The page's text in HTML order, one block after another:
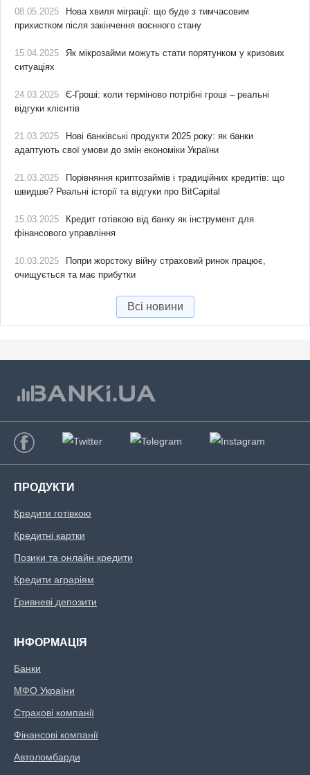
08.05.2025
Нова хвиля міграції: що буде з тимчасовим
прихистком після закінчення воєнного стану
15.04.2025
Як мікрозайми можуть стати порятунком у кризових
ситуаціях
24.03.2025
Є-Гроші: коли терміново потрібні гроші – реальні
відгуки клієнтів
21.03.2025
Нові банківські продукти 2025 року: як банки
адаптують свої умови до змін економіки України
21.03.2025
Порівняння криптозаймів і традиційних кредитів: що
швидше? Реальні історії та відгуки про BitCapital
15.03.2025
Кредит готівкою від банку як інструмент для
фінансового управління
10.03.2025
Попри жорстоку війну страховий ринок працює,
очищується та має прибутки
Всі новини
ПРОДУКТИ
Кредити готівкою
Кредитні картки
Позики та онлайн кредити
Кредити аграріям
Гривневі депозити
ІНФОРМАЦІЯ
Банки
МФО України
Страхові компанії
Фінансові компанії
Автоломбарди